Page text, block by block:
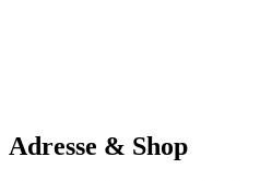
Adresse & Shop